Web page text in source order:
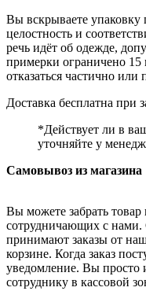
Вы вскрываете упаковку
целостность и
речь идёт об одежде,
примерки ограничено
отказаться частично
Доставка бесплатна при
*Действует ли в
уточняйте у
Самовывоз из магазина
Вы можете забрать
сотрудничающих с нами.
принимают заказы от
корзине. Когда заказ
уведомление. Вы просто
сотруднику в кассовой